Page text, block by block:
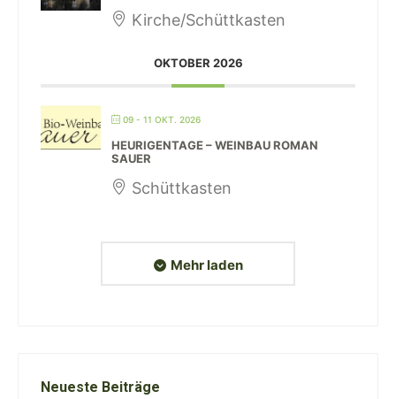
Kirche/Schüttkasten
OKTOBER 2026
09 - 11 OKT. 2026
HEURIGENTAGE – WEINBAU ROMAN
SAUER
Schüttkasten
Mehr laden
Neueste Beiträge